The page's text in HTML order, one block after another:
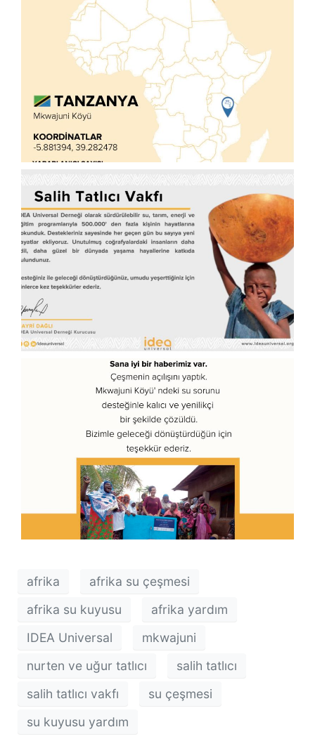
afrika
afrika su çeşmesi
afrika su kuyusu
afrika yardım
IDEA Universal
mkwajuni
nurten ve uğur tatlıcı
salih tatlıcı
salih tatlıcı vakfı
su çeşmesi
su kuyusu yardım